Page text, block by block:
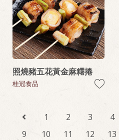
照燒豬五花黃金麻糬捲
桂冠食品
1 2 3 4
9
10 11 12 13